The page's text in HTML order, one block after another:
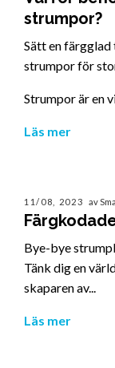
strumpor?
Sätt en
strumpor för
Strumpor är en
Läs mer
11/08, 2023 av
Bye-bye
Tänk dig en
skaparen av...
Läs mer